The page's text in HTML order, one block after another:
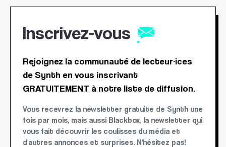
Inscrivez-vous
Rejoignez la communauté de lecteur·ices
de Synth en vous inscrivant
GRATUITEMENT à notre liste de diffusion.
Vous recevrez la newsletter gratuite de Synth une
fois par mois, mais aussi Blackbox, la newsletter qui
vous fait découvrir les coulisses du média et
d'autres annonces et surprises. N'hésitez pas!